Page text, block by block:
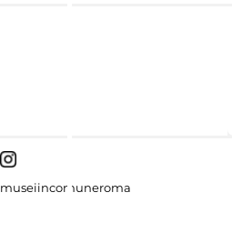
museiincomuneroma